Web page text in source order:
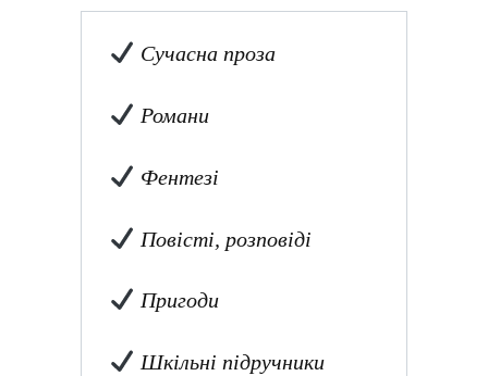
Сучасна проза
Романи
Фентезі
Повісті, розповіді
Пригоди
Шкільні підручники